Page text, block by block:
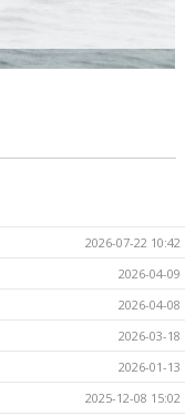
2026-07-22 10:42
2026-04-09
2026-04-08
2026-03-18
2026-01-13
2025-12-08 15:02